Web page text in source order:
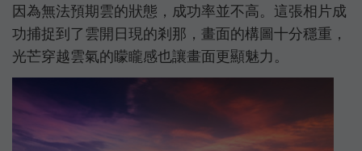
因為無法預期雲的狀態，成功率並不高。這張相片成
功捕捉到了雲開日現的剎那，畫面的構圖十分穩重，
光芒穿越雲氣的矇矓感也讓畫面更顯魅力。